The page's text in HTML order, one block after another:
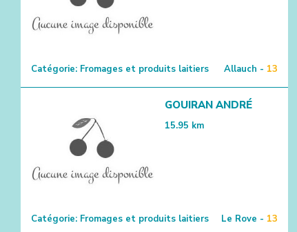
Catégorie: Fromages et produits laitiers Allauch - 13
GOUIRAN ANDRÉ
15.95 km
Catégorie: Fromages et produits laitiers Le Rove - 13